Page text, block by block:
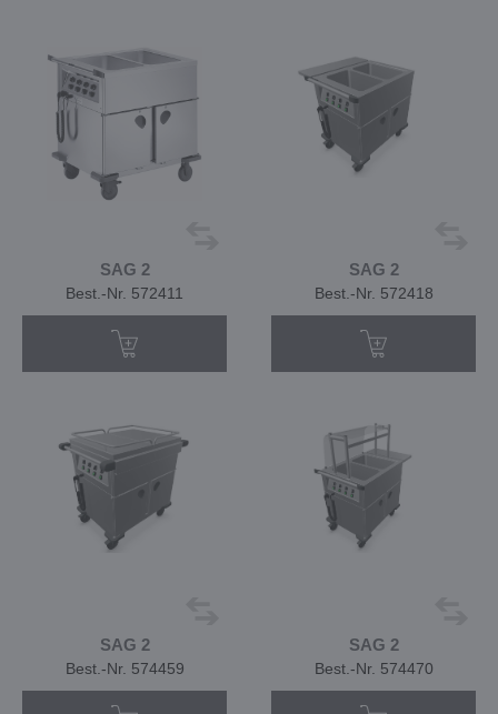
SAG 2
Best.-Nr. 572411
SAG 2
Best.-Nr. 572418
SAG 2
Best.-Nr. 574459
SAG 2
Best.-Nr. 574470